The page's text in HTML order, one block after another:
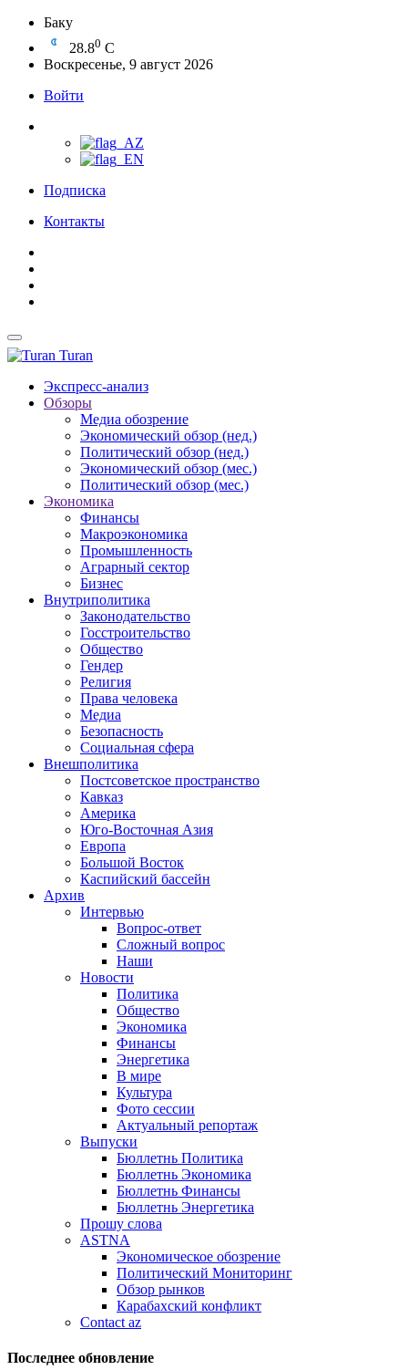
Баку
28.80 C
Воскресенье, 9 август 2026
Войти
Подписка
Контакты
Turan
Экспресс-анализ
Обзоры
Медиа обозрение
Экономический обзор (нед.)
Политический обзор (нед.)
Экономический обзор (мес.)
Политический обзор (мес.)
Экономика
Финансы
Макроэкономика
Промышленность
Аграрный сектор
Бизнес
Внутриполитика
Законодательство
Госстроительство
Общество
Гендер
Религия
Права человека
Медиа
Безопасность
Социальная сфера
Внешполитика
Постсоветское пространство
Кавказ
Америка
Юго-Восточная Азия
Европа
Большой Восток
Каспийский бассейн
Архив
Интервью
Вопрос-ответ
Сложный вопрос
Наши
Новости
Политика
Общество
Экономика
Финансы
Энергетика
В мире
Культура
Фото сессии
Актуальный репортаж
Выпуски
Бюллетнь Политика
Бюллетнь Экономика
Бюллетнь Финансы
Бюллетнь Энергетика
Прошу слова
ASTNA
Экономическое обозрение
Политический Мониторинг
Обзор рынков
Карабахский конфликт
Contact az
Последнее обновление